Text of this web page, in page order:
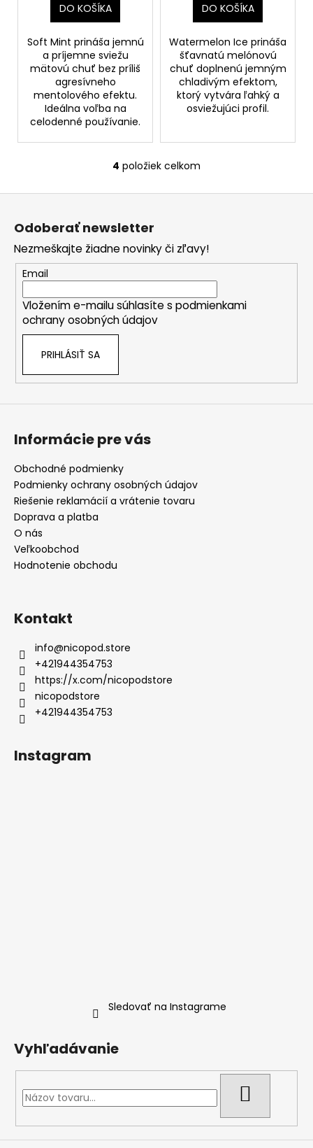
DO KOŠÍKA
Soft Mint prináša jemnú
a príjemne sviežu
mätovú chuť bez príliš
agresívneho
mentolového efektu.
Ideálna voľba na
celodenné používanie.
DO KOŠÍKA
Watermelon Ice prináša
šťavnatú melónovú
chuť doplnenú jemným
chladivým efektom,
ktorý vytvára ľahký a
osviežujúci profil.
O
v
a
c
i
e
p
r
v
ý
4 položiek celkom
Odoberať newsletter
Nezmeškajte žiadne novinky či zľavy!
Email
Vložením e-mailu súhlasíte s podmienkami
ochrany osobných údajov
PRIHLÁSIŤ SA
Informácie pre vás
Obchodné podmienky
Podmienky ochrany osobných údajov
Riešenie reklamácií a vrátenie tovaru
Doprava a platba
O nás
Veľkoobchod
Hodnotenie obchodu
Kontakt
info@nicopod.store
+421944354753
https://x.com/nicopodstore
nicopodstore
+421944354753
Instagram
Sledovať na Instagrame
Vyhľadávanie